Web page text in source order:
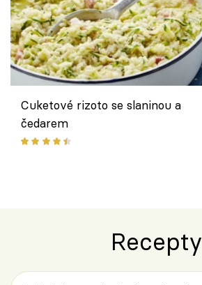
Cuketové rizoto se slaninou a
čedarem
Recepty